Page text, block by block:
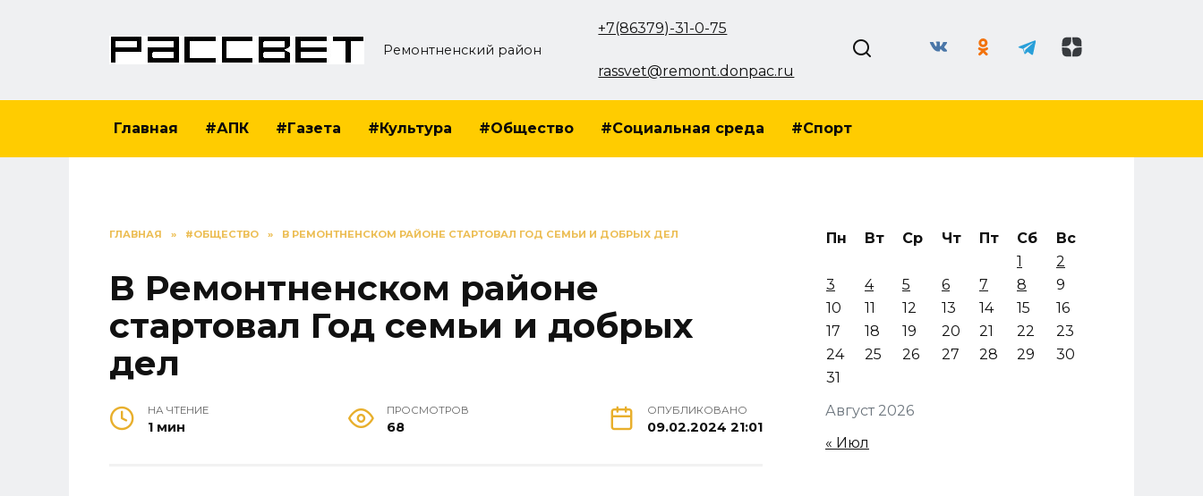
Ремонтненский район
+7(86379)-31-0-75
rassvet@remont.donpac.ru
Главная #АПК #Газета #Культура #Общество #Социальная среда #Спорт
ГЛАВНАЯ » #ОБЩЕСТВО » В РЕМОНТНЕНСКОМ РАЙОНЕ СТАРТОВАЛ ГОД СЕМЬИ И ДОБРЫХ ДЕЛ
В Ремонтненском районе
стартовал Год семьи и добрых
дел
НА ЧТЕНИЕ
1 мин
ПРОСМОТРОВ
68
ОПУБЛИКОВАНО
09.02.2024 21:01
Август 2026
Пн Вт Ср Чт Пт Сб
Вс
1
2
3
4 5 6 7 8
9
10
11 12 13 14 15
16
17
18 19 20 21 22
23
24
25 26 27 28 29
30
31
« Июл